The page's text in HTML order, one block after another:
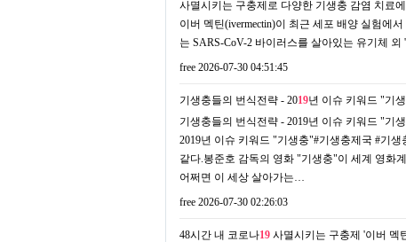
사멸시키는 구충제로 다양한 기생충 감염 치료
이버 멕틴(ivermectin)이 최근 세포 배양 실험에
는 SARS-CoV-2 바이러스를 살아있는 유기체
free 2026-07-30 04:51:45
기생충들의 번식전략 - 2019년 이슈 키워드 "기
기생충들의 번식전략 - 2019년 이슈 키워드 "기
2019년 이슈 키워드 "기생충"#기생충제국 #기
같다.봉준호 감독의 영화 "기생충"이 세계 영화
어쩌면 이 세상 살아가는…
free 2026-07-30 02:26:03
48시간 내 코로나19 사멸시키는 구충제 '이버 멕